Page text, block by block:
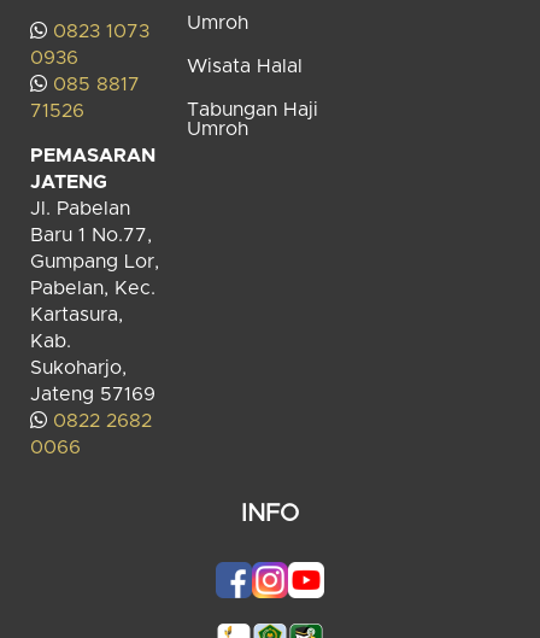
0823 1073
0936
085 8817
71526
PEMASARAN
JATENG
Jl. Pabelan
Baru 1 No.77,
Gumpang Lor,
Pabelan, Kec.
Kartasura,
Kab.
Sukoharjo,
Jateng 57169
0822 2682
0066
Umroh
Wisata Halal
Tabungan Haji
Umroh
INFO